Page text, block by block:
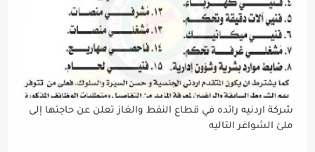
شركة اردنيه رائده في قطاع النفط والغاز تعلن عن حاجتها إلى
ملئ الشواغر التاليه